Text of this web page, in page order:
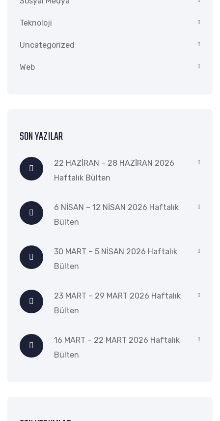
Teknoloji
Uncategorized
Web
SON YAZILAR
22 HAZİRAN – 28 HAZİRAN 2026
Haftalık Bülten
6 NİSAN – 12 NİSAN 2026 Haftalık
Bülten
30 MART – 5 NİSAN 2026 Haftalık
Bülten
23 MART – 29 MART 2026 Haftalık
Bülten
16 MART – 22 MART 2026 Haftalık
Bülten